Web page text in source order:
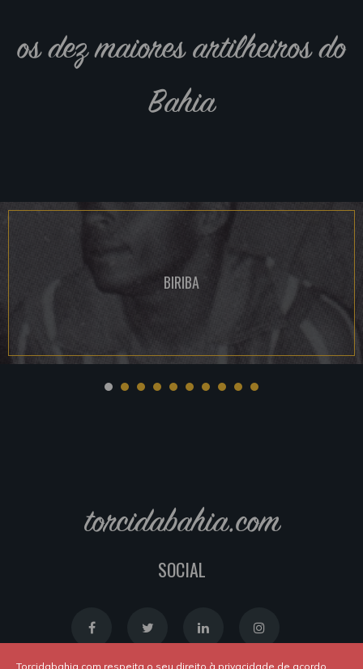
os dez maiores artilheiros do
Bahia
BIRIBA
torcidabahia.com
SOCIAL
Torcidabahia.com respeita o seu direito à privacidade de acordo